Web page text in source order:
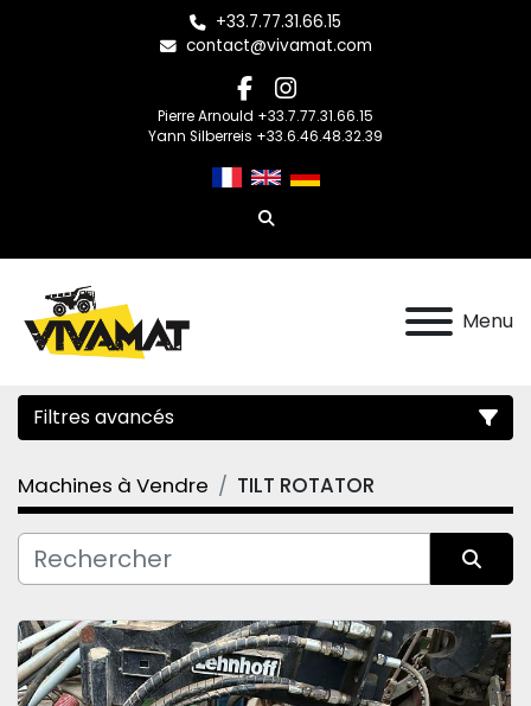
+33.7.77.31.66.15
contact@vivamat.com
facebook
instagram
Pierre Arnould +33.7.77.31.66.15
Yann Silberreis +33.6.46.48.32.39
Rechercher
Menu
Filtres avancés
Catégorie
Fabricant
Condition
Machines à Vendre TILT ROTATOR